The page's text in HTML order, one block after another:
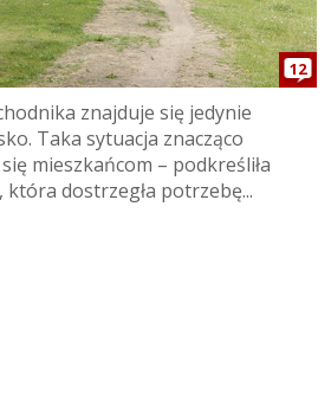
12
znajduje się jedynie
Taka sytuacja znacząco
mieszkańcom – podkreśliła
która dostrzegła potrzebę...